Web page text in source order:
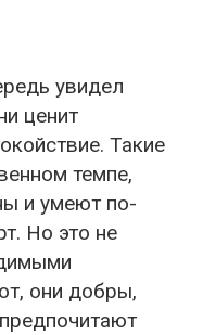
увидел
ценит
Такие
темпе,
и умеют по-
Но это не
они добры,